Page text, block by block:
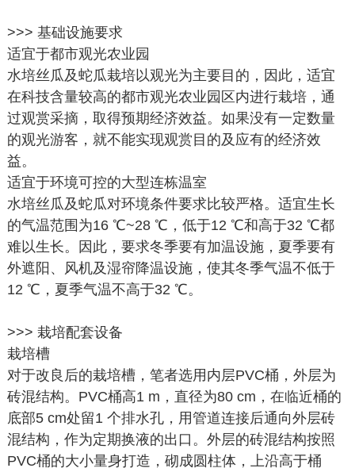
>>> 基础设施要求
适宜于都市观光农业园
水培丝瓜及蛇瓜栽培以观光为主要目的，因此，适宜
在科技含量较高的都市观光农业园区内进行栽培，通
过观赏采摘，取得预期经济效益。如果没有一定数量
的观光游客，就不能实现观赏目的及应有的经济效
益。
适宜于环境可控的大型连栋温室
水培丝瓜及蛇瓜对环境条件要求比较严格。适宜生长
的气温范围为16 ℃~28 ℃，低于12 ℃和高于32 ℃都
难以生长。因此，要求冬季要有加温设施，夏季要有
外遮阳、风机及湿帘降温设施，使其冬季气温不低于
12 ℃，夏季气温不高于32 ℃。
>>> 栽培配套设备
栽培槽
对于改良后的栽培槽，笔者选用内层PVC桶，外层为
砖混结构。PVC桶高1 m，直径为80 cm，在临近桶的
底部5 cm处留1 个排水孔，用管道连接后通向外层砖
混结构，作为定期换液的出口。外层的砖混结构按照
PVC桶的大小量身打造，砌成圆柱体，上沿高于桶